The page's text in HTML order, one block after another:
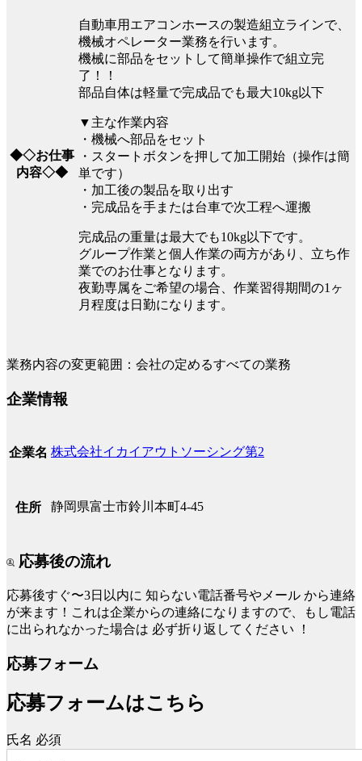
◆◇お仕事
内容◇◆
自動車用エアコンホースの製造組立ラインで、
機械オペレーター業務を行います。
機械に部品をセットして簡単操作で組立完
了！！
部品自体は軽量で完成品でも最大10kg以下
▼主な作業内容
・機械へ部品をセット
・スタートボタンを押して加工開始（操作は簡
単です）
・加工後の製品を取り出す
・完成品を手または台車で次工程へ運搬
完成品の重量は最大でも10kg以下です。
グループ作業と個人作業の両方があり、立ち作
業でのお仕事となります。
夜勤専属をご希望の場合、作業習得期間の1ヶ
月程度は日勤になります。
業務内容の変更範囲：会社の定めるすべての業務
企業情報
企業名 株式会社イカイアウトソーシング第2
住所 静岡県富士市鈴川本町4-45
応募後の流れ
応募後すぐ〜3日以内に 知らない電話番号やメール から連絡
が来ます！これは企業からの連絡になりますので、もし電話
に出られなかった場合は 必ず折り返してください ！
応募フォーム
応募フォームはこちら
氏名 必須